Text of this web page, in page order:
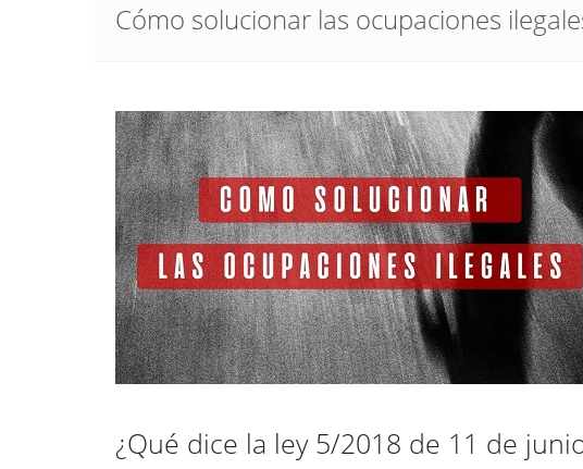
Cómo solucionar las ocupaciones
¿Qué dice la ley 5/2018 de 11 de